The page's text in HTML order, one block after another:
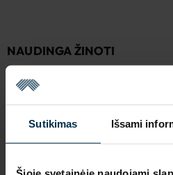
Sutikimas Išsami
NAUDINGA ŽINOTI
Yra sandėlyje
Garantija - 2 metai Žiūrėti
Grąžinimas - 14 dienų
Žiūrėti
Panevėžys, 35113